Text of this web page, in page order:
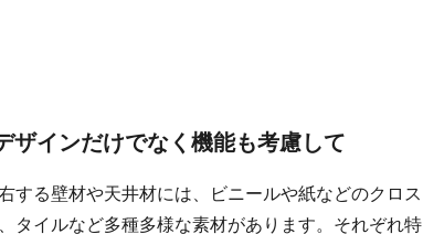
ザインだけでなく機能も考慮して
する壁材や天井材には、ビニールや紙などのクロス
タイルなど多種多様な素材があります。それぞれ特